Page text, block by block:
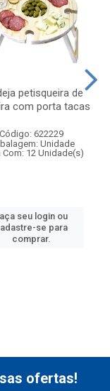
petisqueira de
com porta tacas
Código: 622229
Unidade
Com: 12 Unidade(s)
seu login ou
se para
comprar.
ofertas!